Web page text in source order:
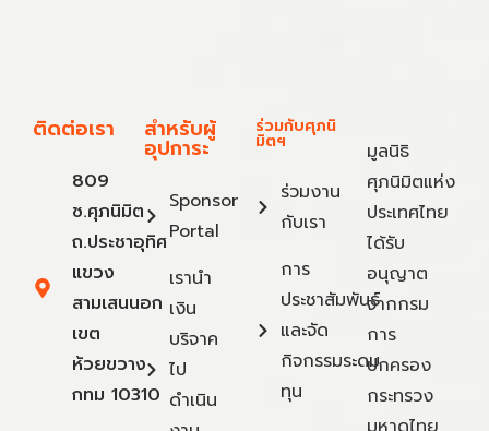
ติดต่อเรา
809
ซ.ศุภนิมิต
ถ.ประชาอุทิศ
แขวง
สามเสนนอก
เขต
ห้วยขวาง
กทม 10310
สำหรับผู้
อุปการะ
Sponsor
Portal
เรานำ
เงิน
บริจาค
ไป
ดำเนิน
ร่วมกับศุภนิ
มิตฯ
ร่วมงาน
กับเรา
การ
ประชาสัมพันธ์
และจัด
กิจกรรมระดม
ทุน
มูลนิธิ
ศุภนิมิตแห่ง
ประเทศไทย
ได้รับ
อนุญาต
จากกรม
การ
ปกครอง
กระทรวง